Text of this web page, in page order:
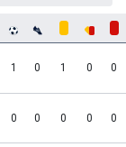
1 0 1 0 0
0 0 0 0 0